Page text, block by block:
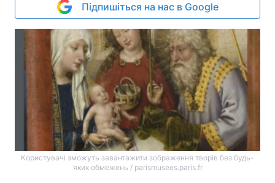
Підпишіться на нас в Google
Користувачі зможуть завантажити зображення творів без будь-
яких обмежень / parismusees.paris.fr